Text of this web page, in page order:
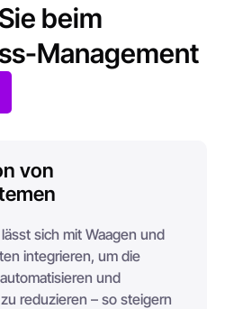
beim
Management
von
sich mit Waagen und
integrieren, um die
und
reduzieren – so steigern